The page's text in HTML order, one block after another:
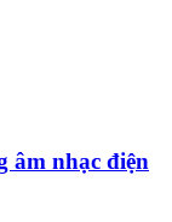
âm nhạc điện